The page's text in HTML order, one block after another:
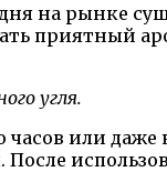
на рынке
приятный
угля.
часов или